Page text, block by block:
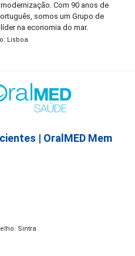
Com 90 anos de
somos um Grupo de
na economia do mar.
de 50 empresas, com presença
de cada uma das nossas
que as nossas pessoas são o
isso, sabemos que consigo
Lisboa
| OralMED Mem
Sintra